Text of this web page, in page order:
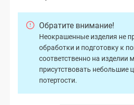
Обратите внимание!
Неокрашенные изделия не
обработки и подготовку к
соответственно на изделии
присутствовать небольшие
потертости.